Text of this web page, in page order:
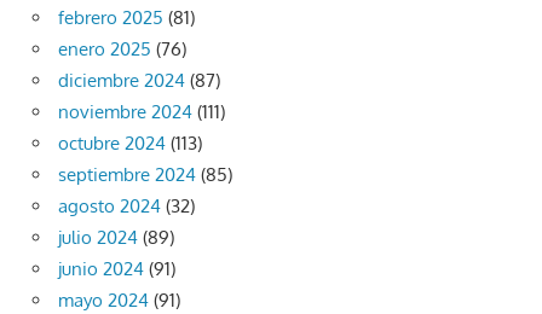
febrero 2025 (81)
enero 2025 (76)
diciembre 2024 (87)
noviembre 2024 (111)
octubre 2024 (113)
septiembre 2024 (85)
agosto 2024 (32)
julio 2024 (89)
junio 2024 (91)
mayo 2024 (91)